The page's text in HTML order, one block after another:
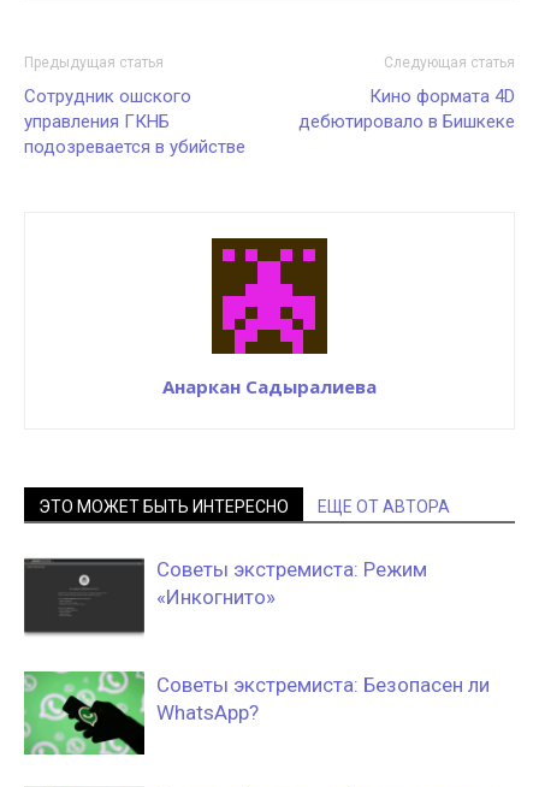
Предыдущая статья
Сотрудник ошского
управления ГКНБ
подозревается в убийстве
Следующая статья
Кино формата 4D
дебютировало в Бишкеке
Анаркан Садыралиева
ЭТО МОЖЕТ БЫТЬ ИНТЕРЕСНО ЕЩЕ ОТ АВТОРА
Советы экстремиста: Режим
«Инкогнито»
Советы экстремиста: Безопасен ли
WhatsApp?